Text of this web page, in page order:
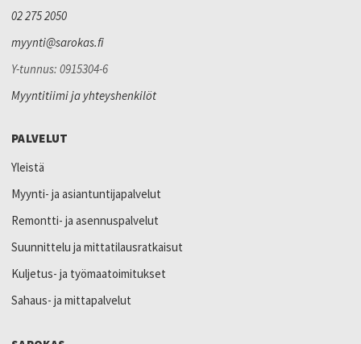
02 275 2050
myynti@sarokas.fi
Y-tunnus: 0915304-6
Myyntitiimi ja yhteyshenkilöt
PALVELUT
Yleistä
Myynti- ja asiantuntijapalvelut
Remontti- ja asennuspalvelut
Suunnittelu ja mittatilausratkaisut
Kuljetus- ja työmaatoimitukset
Sahaus- ja mittapalvelut